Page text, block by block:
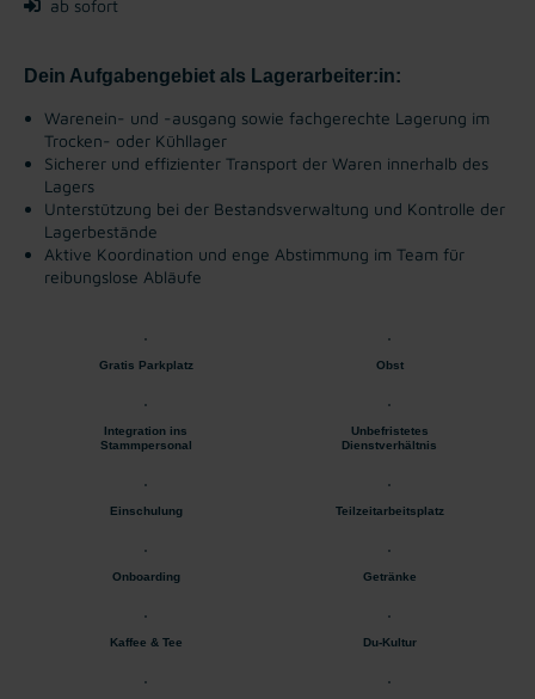
ab sofort
Dein Aufgabengebiet als Lagerarbeiter:in:
Warenein- und -ausgang sowie fachgerechte Lagerung im
Trocken- oder Kühllager
Sicherer und effizienter Transport der Waren innerhalb des
Lagers
Unterstützung bei der Bestandsverwaltung und Kontrolle der
Lagerbestände
Aktive Koordination und enge Abstimmung im Team für
reibungslose Abläufe
Gratis Parkplatz Obst
Integration ins
Stammpersonal
Unbefristetes
Dienstverhältnis
Einschulung Teilzeitarbeitsplatz
Onboarding Getränke
Kaffee & Tee Du-Kultur